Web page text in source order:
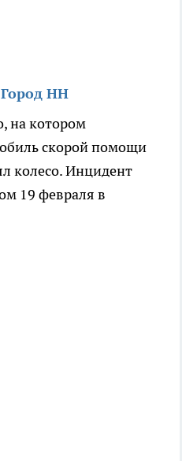
НН
на котором
скорой помощи
колесо. Инцидент
19 февраля в